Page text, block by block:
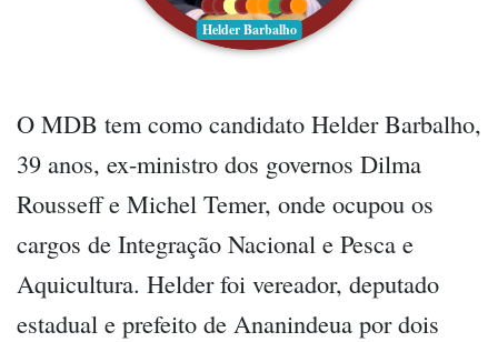
Helder Barbalho
O MDB tem como candidato Helder Barbalho,
39 anos, ex-ministro dos governos Dilma
Rousseff e Michel Temer, onde ocupou os
cargos de Integração Nacional e Pesca e
Aquicultura. Helder foi vereador, deputado
estadual e prefeito de Ananindeua por dois